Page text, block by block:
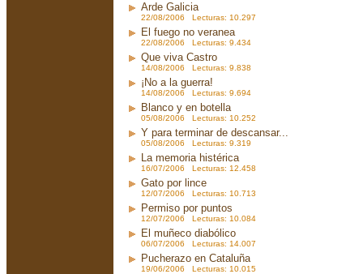
Arde Galicia
22/08/2006 Lecturas: 10.297
El fuego no veranea
22/08/2006 Lecturas: 9.434
Que viva Castro
14/08/2006 Lecturas: 9.838
¡No a la guerra!
14/08/2006 Lecturas: 9.694
Blanco y en botella
05/08/2006 Lecturas: 10.252
Y para terminar de descansar...
05/08/2006 Lecturas: 9.319
La memoria histérica
16/07/2006 Lecturas: 12.458
Gato por lince
12/07/2006 Lecturas: 10.713
Permiso por puntos
12/07/2006 Lecturas: 10.084
El muñeco diabólico
06/07/2006 Lecturas: 14.007
Pucherazo en Cataluña
19/06/2006 Lecturas: 10.015